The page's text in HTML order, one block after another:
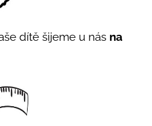
dítě šijeme u nás na